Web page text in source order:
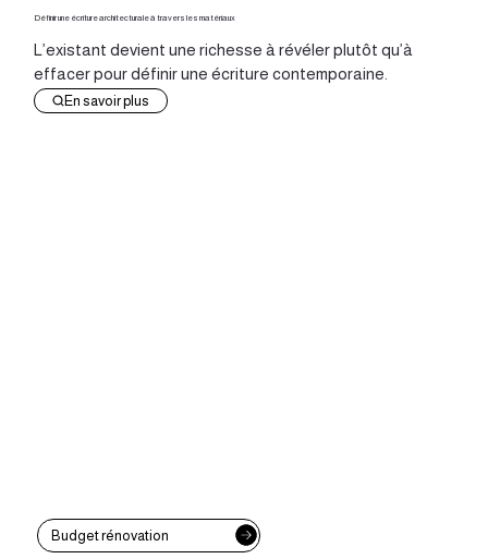
Définir une écriture architecturale à travers les matériaux
L’existant devient une richesse à révéler plutôt qu’à
effacer pour définir une écriture contemporaine.
En savoir plus
Budget rénovation